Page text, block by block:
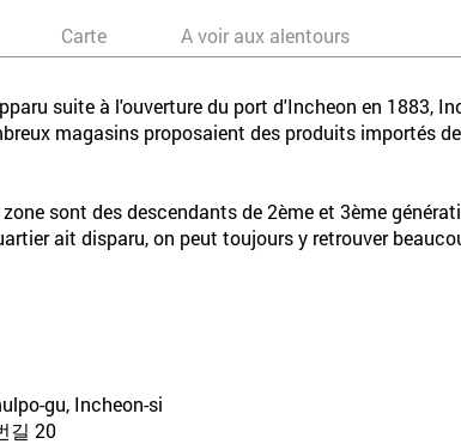
Carte A voir aux alentours
suite à l'ouverture du port d'Incheon en 1883,
magasins proposaient des produits importés
sont des descendants de 2ème et 3ème
ait disparu, on peut toujours y retrouver
gu, Incheon-si
길 20